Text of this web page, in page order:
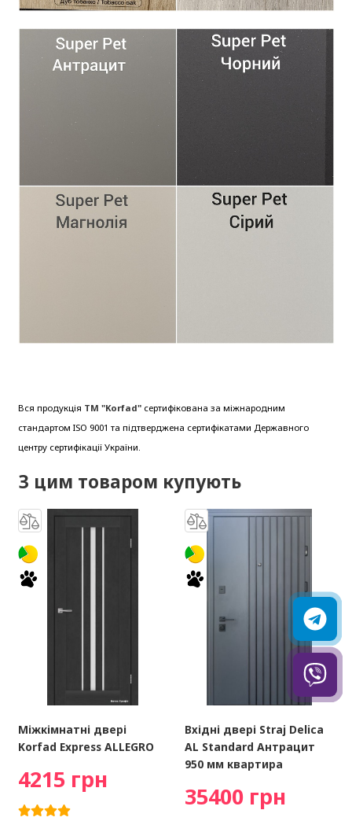
Вся продукція ТМ "Korfad"сертифікована за міжнародним
стандартом ISO 9001 та підтверджена сертифікатами Державного
центру сертифікації України.
З цим товаром купують
Міжкімнатні двері
Korfad Express ALLEGRO
4215 грн
Вхідні двері Straj Delica
AL Standard Антрацит
950 мм квартира
35400 грн